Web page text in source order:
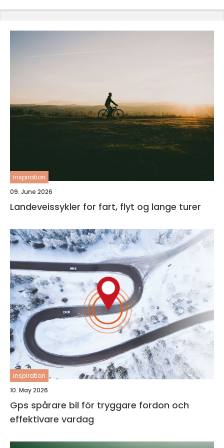
inspiration
09. June 2026
Landeveissykler for fart, flyt og lange turer
inspiration
10. May 2026
Gps spårare bil för tryggare fordon och
effektivare vardag